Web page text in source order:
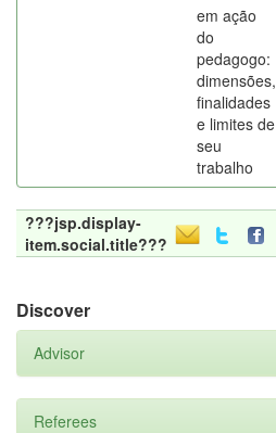
em ação
do
pedagogo:
dimensões,
finalidades
e limites de
seu
trabalho
???jsp.display-
item.social.title???
Discover
Advisor
Referees